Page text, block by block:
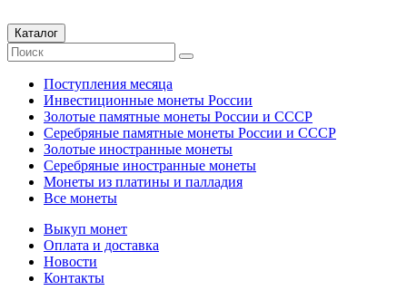
Каталог
Поступления месяца
Инвестиционные монеты России
Золотые памятные монеты России и СССР
Серебряные памятные монеты России и СССР
Золотые иностранные монеты
Серебряные иностранные монеты
Монеты из платины и палладия
Все монеты
Выкуп монет
Оплата и доставка
Новости
Контакты